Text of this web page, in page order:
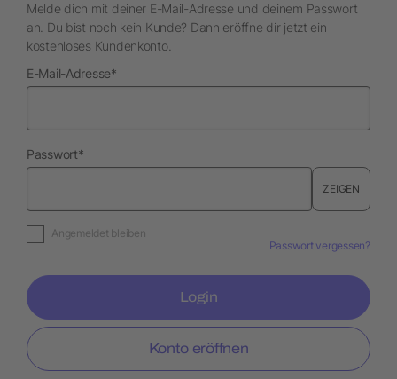
Melde dich mit deiner E-Mail-Adresse und deinem Passwort
an. Du bist noch kein Kunde? Dann eröffne dir jetzt ein
kostenloses Kundenkonto.
E-Mail-Adresseerforderlich
*
Passworterforderlich
*
ZEIGEN
Angemeldet bleiben
Passwort vergessen?
Login
Konto eröffnen